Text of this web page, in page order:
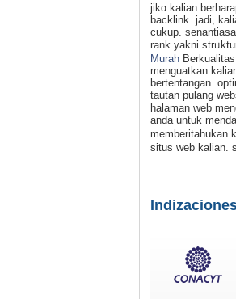
jikɑ kalian
backlink. jadi,
cukup.
rank yakni
Murah
menguatkan
bertentangan.
tautan pulang
halamаn web
anda untuk
memberitahukan
situs web kalian.